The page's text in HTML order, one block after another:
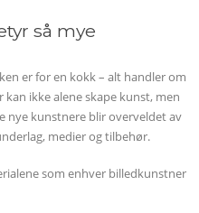
så mye
er for en kokk – alt handler om
ikke alene skape kunst, men
nye kunstnere blir overveldet av
medier og tilbehør.
som enhver billedkunstner